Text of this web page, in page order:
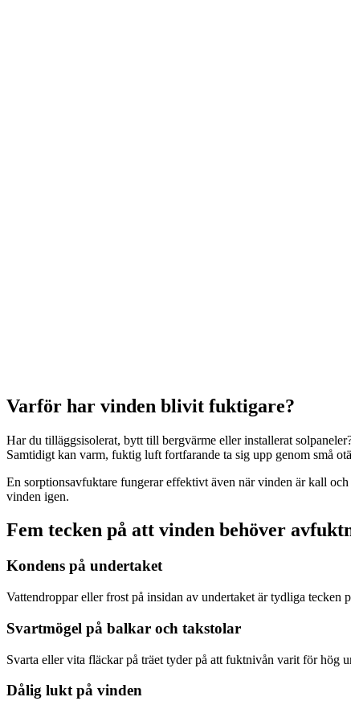
Varför har vinden blivit fuktigare?
Har du tilläggsisolerat, bytt till bergvärme eller installerat
Samtidigt kan varm, fuktig luft fortfarande ta sig upp genom små
En sorptionsavfuktare fungerar effektivt även när vinden är kall
vinden igen.
Fem tecken på att vinden behöver
Kondens på undertaket
Vattendroppar eller frost på insidan av undertaket är tydliga
Svartmögel på balkar och takstolar
Svarta eller vita fläckar på träet tyder på att fuktnivån varit för hög
Dålig lukt på vinden